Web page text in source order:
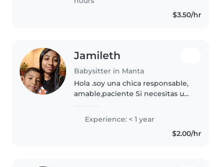
$3.50/hr
Jamileth
Babysitter in Manta
Hola .soy una chica responsable,
amable,paciente Si necesitas una
puedo ayudarles con tarea. Te
puedo brindar mis servicios.
Tengo experiencia cuidando..
Experience: < 1 year
$2.00/hr